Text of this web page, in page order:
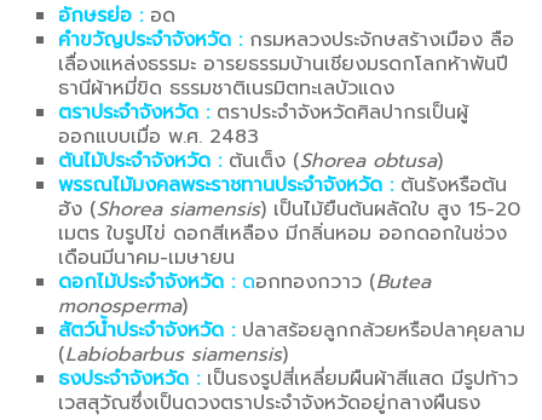
อักษรย่อ :อด
คำขวัญประจำจังหวัด :กรมหลวงประจักษสร้างเมือง ลือ
เลื่องแหล่งธรรมะ อารยธรรมบ้านเชียงมรดกโลกห้าพันปี
ธานีผ้าหมี่ขิด ธรรมชาติเนรมิตทะเลบัวแดง
ตราประจำจังหวัด :ตราประจำจังหวัดศิลปากรเป็นผู้
ออกแบบเมื่อ พ.ศ. 2483
ต้นไม้ประจำจังหวัด : ต้นเต็ง (Shorea obtusa)
พรรณไม้มงคลพระราชทานประจำจังหวัด :ต้นรังหรือต้น
ฮัง (Shorea siamensis) เป็นไม้ยืนต้นผลัดใบ สูง 15-20
เมตร ใบรูปไข่ ดอกสีเหลือง มีกลิ่นหอม ออกดอกในช่วง
เดือนมีนาคม-เมษายน
ดอกไม้ประจำจังหวัด :ดอกทองกวาว (Butea
monosperma)
สัตว์น้ำประจำจังหวัด : ปลาสร้อยลูกกล้วยหรือปลาคุยลาม
(Labiobarbus siamensis)
ธงประจำจังหวัด :เป็นธงรูปสี่เหลี่ยมผืนผ้าสีแสด มีรูปท้าว
เวสสุวัณซึ่งเป็นดวงตราประจำจังหวัดอยู่กลางผืนธง